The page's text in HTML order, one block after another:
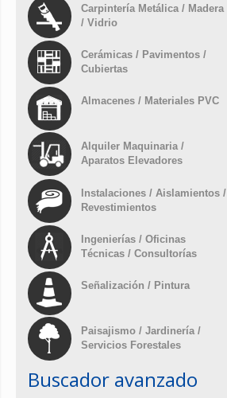
Carpintería Metálica / Madera
/ Vidrio
Cerámicas / Pavimentos /
Cubiertas
Almacenes / Materiales PVC
Alquiler Maquinaria /
Aparatos Elevadores
Instalaciones / Aislamientos /
Revestimientos
Ingenierías / Oficinas
Técnicas / Consultorías
Señalización / Pintura
Paisajismo / Jardinería /
Servicios Forestales
Buscador avanzado